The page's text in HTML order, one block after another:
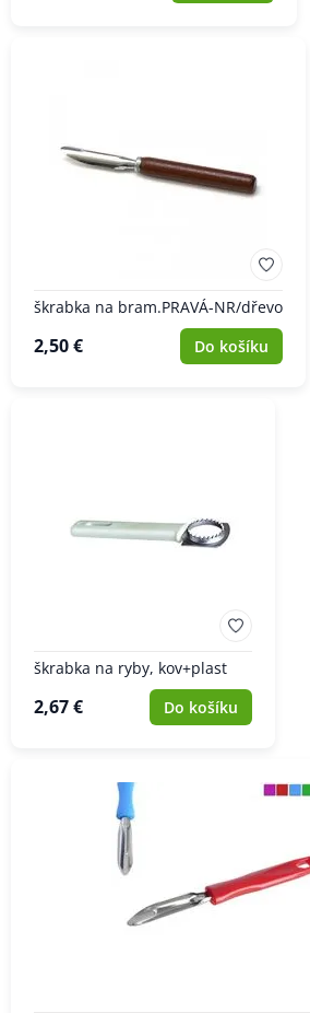
škrabka na bram.PRAVÁ-NR/dřevo
2,50 € Do košíku
škrabka na ryby, kov+plast
2,67 € Do košíku